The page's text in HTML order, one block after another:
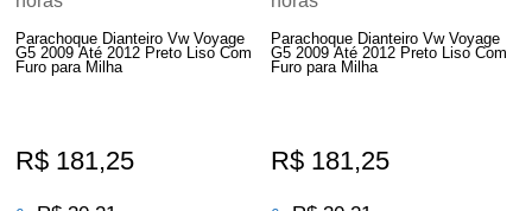
Parachoque Dianteiro Vw Voyage
G5 2009 Até 2012 Preto Liso Com
Furo para Milha
R$ 181,25
Parachoque Dianteiro Vw Voyage
G5 2009 Até 2012 Preto Liso Com
Furo para Milha
R$ 181,25